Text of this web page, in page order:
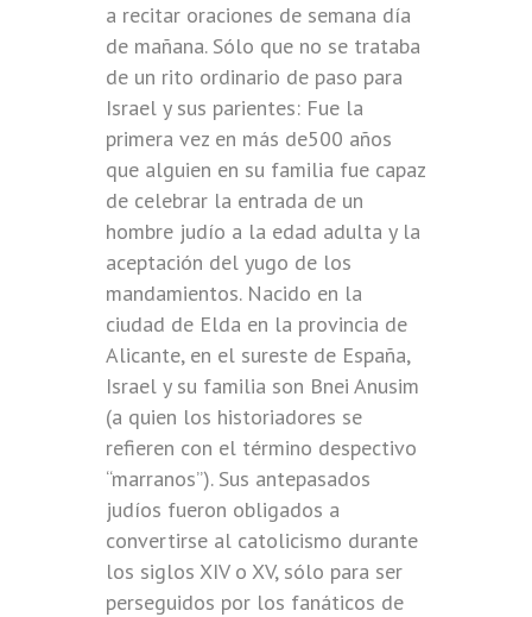
a recitar oraciones de semana día
de mañana. Sólo que no se trataba
de un rito ordinario de paso para
Israel y sus parientes: Fue la
primera vez en más de500 años
que alguien en su familia fue capaz
de celebrar la entrada de un
hombre judío a la edad adulta y la
aceptación del yugo de los
mandamientos. Nacido en la
ciudad de Elda en la provincia de
Alicante, en el sureste de España,
Israel y su familia son Bnei Anusim
(a quien los historiadores se
refieren con el término despectivo
“marranos”). Sus antepasados
judíos fueron obligados a
convertirse al catolicismo durante
los siglos XIV o XV, sólo para ser
perseguidos por los fanáticos de